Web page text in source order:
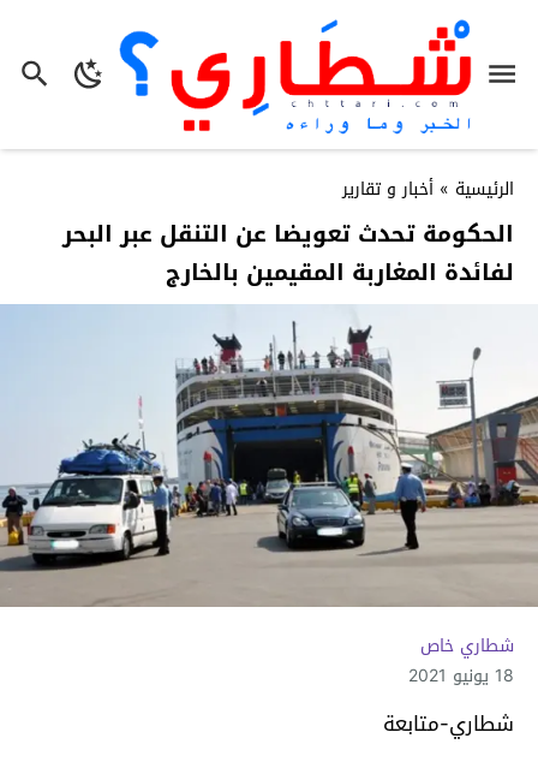
الرئيسية » أخبار و تقارير
الحكومة تحدث تعويضا عن التنقل عبر البحر
لفائدة المغاربة المقيمين بالخارج
شطاري خاص
18 يونيو 2021
شطاري-متابعة